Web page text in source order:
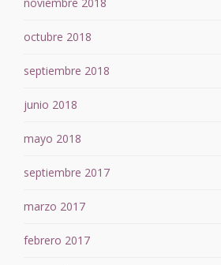
octubre 2018
septiembre 2018
junio 2018
mayo 2018
septiembre 2017
marzo 2017
febrero 2017